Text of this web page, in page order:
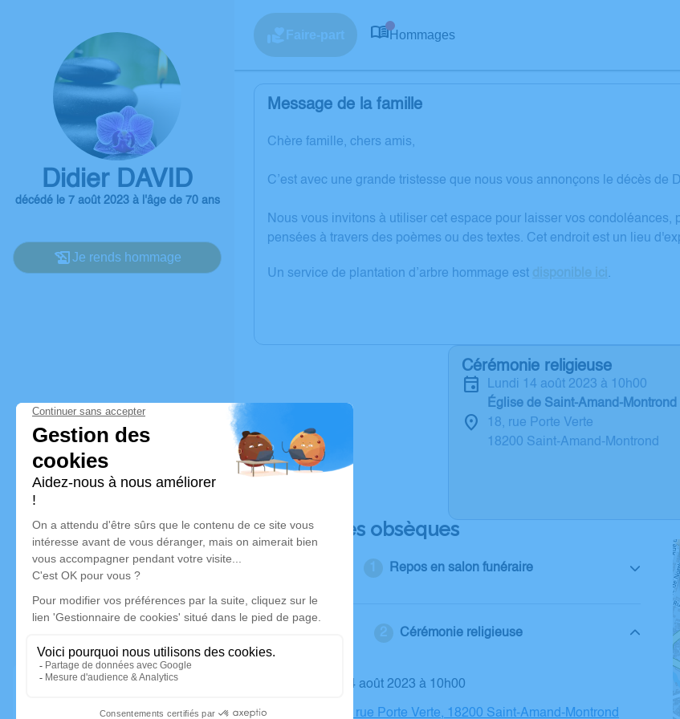
Didier DAVID
décédé le 7 août 2023 à l'âge de 70 ans
Je rends hommage
Faire-part Hommages
Message de la famille
Chère famille, chers amis,
C’est avec une grande tristesse que nous vous annonçons le décès
Nous vous invitons à utiliser cet espace pour laisser vos
pensées à travers des poèmes ou des textes. Cet endroit est un lieu
Un service de plantation d’arbre hommage est disponible ici .
Cérémonie religieuse
lundi 14 août 2023 à 10h00
Église de Saint-Amand-Montrond
18, rue Porte Verte
18200 Saint-Amand-Montrond
Déroulé des obsèques
Repos en salon funéraire
Cérémonie religieuse
Le lundi 14 août 2023 à 10h00
Église, 18, rue Porte Verte, 18200 Saint-Amand-Montrond